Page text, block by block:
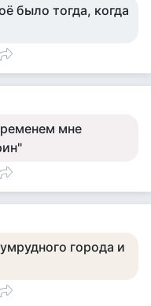
было тогда, когда
мне
города и